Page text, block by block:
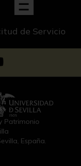
de Servicio
Patrimonio
España.